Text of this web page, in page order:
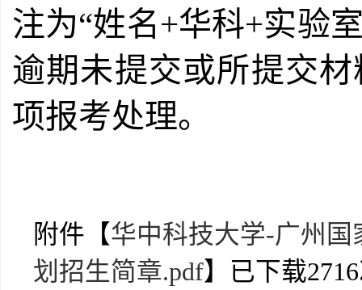
注为“姓名+华科+实验
逾期未提交或所提交
项报考处理。
附件【华中科技大学-广州国
划招生简章.pdf】已下载2716